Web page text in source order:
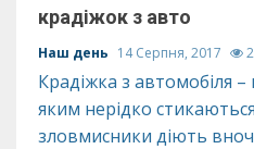
крадіжок з авто
Наш день 14 Серпня, 2017
Крадіжка з автомобіля
яким нерідко
зловмисники діють